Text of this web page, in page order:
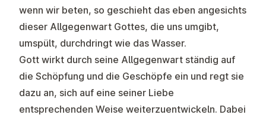
wenn wir beten, so geschieht das eben angesichts
dieser Allgegenwart Gottes, die uns umgibt,
umspült, durchdringt wie das Wasser.
Gott wirkt durch seine Allgegenwart ständig auf
die Schöpfung und die Geschöpfe ein und regt sie
dazu an, sich auf eine seiner Liebe
entsprechenden Weise weiterzuentwickeln. Dabei